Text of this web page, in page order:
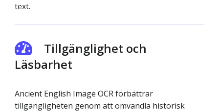
text.
Tillgänglighet och
Läsbarhet
Ancient English Image OCR förbättrar
tillgängligheten genom att omvandla historisk